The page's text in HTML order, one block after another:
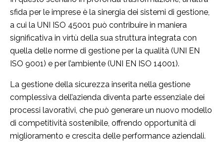
sfida per le imprese è la sinergia dei sistemi di gestione,
a cui la UNI ISO 45001 può contribuire in maniera
significativa in virtù della sua struttura integrata con
quella delle norme di gestione per la qualità (UNI EN
ISO 9001) e per l’ambiente (UNI EN ISO 14001).
La gestione della sicurezza inserita nella gestione
complessiva dell’azienda diventa parte essenziale dei
processi lavorativi, che può generare un nuovo modello
di competitività sostenibile, offrendo opportunità di
miglioramento e crescita delle performance aziendali.